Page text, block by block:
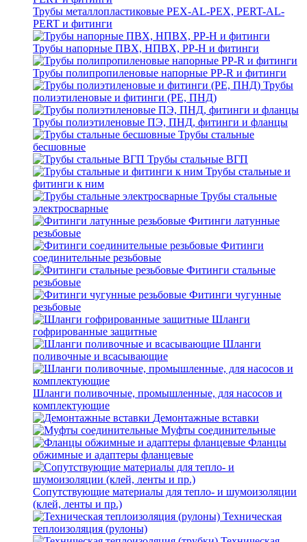
Трубы металлопластиковые PEX-AL-PEX, PERT-AL-
PERT и фитинги
Трубы напорные ПВХ, НПВХ, PP-H и фитинги
Трубы полипропиленовые напорные PP-R и фитинги
Трубы
полиэтиленовые и фитинги (PE, ПНД)
Трубы полиэтиленовые ПЭ, ПНД, фитинги и фланцы
Трубы стальные
бесшовные
Трубы стальные ВГП
Трубы стальные и
фитинги к ним
Трубы стальные
электросварные
Фитинги латунные
резьбовые
Фитинги
соединительные резьбовые
Фитинги стальные
резьбовые
Фитинги чугунные
резьбовые
Шланги
гофрированные защитные
Шланги
поливочные и всасывающие
Шланги поливочные, промышленные, для насосов и
комплектующие
Демонтажные вставки
Муфты соединительные
Фланцы
обжимные и адаптеры фланцевые
Сопутствующие материалы для тепло- и шумоизоляции
(клей, ленты и пр.)
Техническая
теплоизоляция (рулоны)